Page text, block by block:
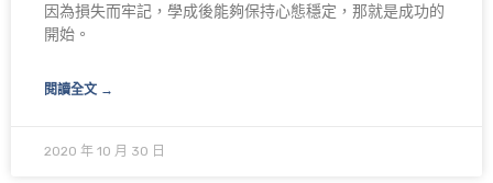
因為損失而牢記，學成後能夠保持心態穩定，那就是成功的
開始。
閱讀全文 →
2020 年 10 月 30 日